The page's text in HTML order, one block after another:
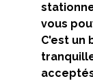
vous
C'est un